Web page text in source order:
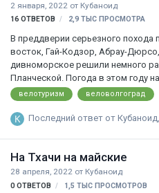
вообще нужны???) Вишенкой на
2 января, 2022 от Кубаноид
16 ОТВЕТОВ 2,9 ТЫС ПРОСМОТРА
В преддверии серьезного похода
восток, Гай-Кодзор, Абрау-
дивноморское решили немного
Планческой. Погода в этом году
Холод стоит дикий и вопреки
+17-19 едва доходит до 10.
приезжает хорошей погоды не
вместо теплой августовской
выбрал любой разумный человек
разминки был выбран лег…
Последний ответ от Кубаноид
велотуризм веловолгоград
На Тхачи на майские
28 апреля, 2022 от Кубаноид
0 ОТВЕТОВ 1,5 ТЫС ПРОСМОТРОВ